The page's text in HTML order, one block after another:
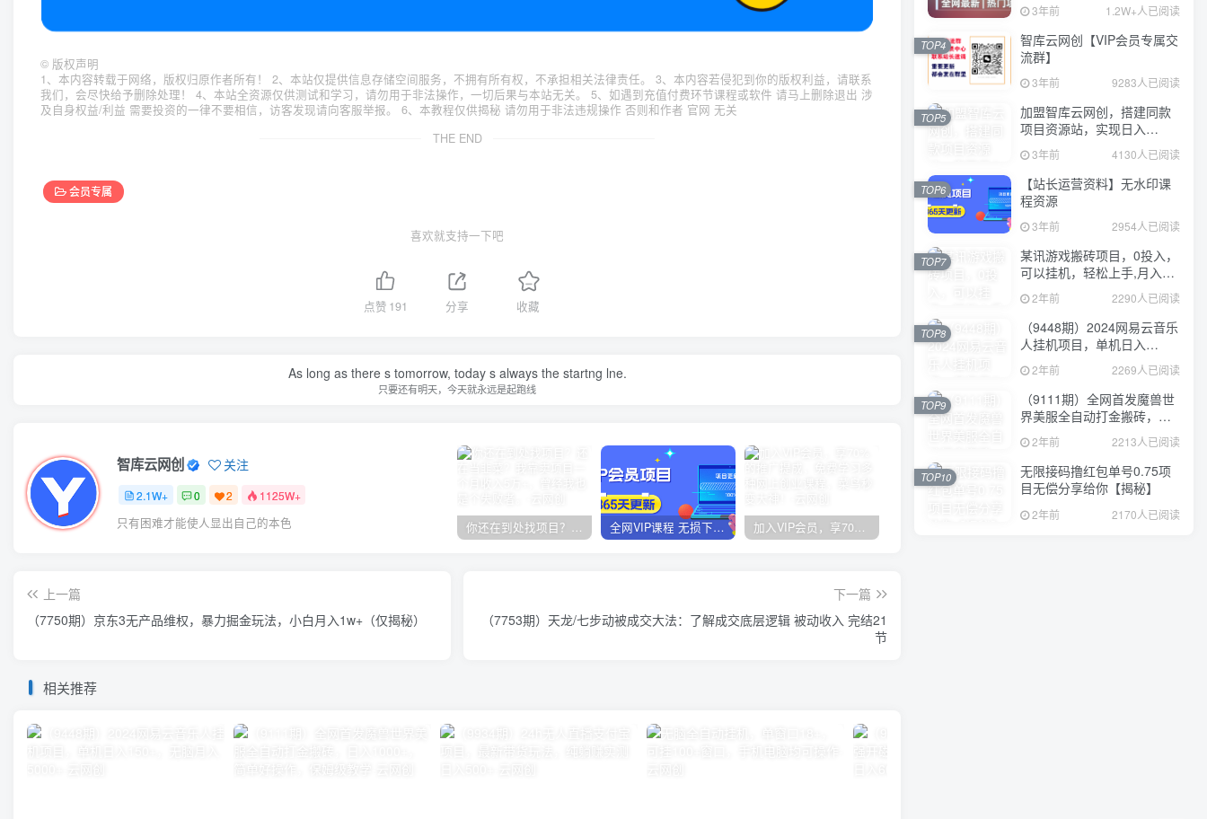
© 版权声明
1、本内容转载于网络，版权归原作者所有！ 2、本站仅提供信息存储空间服务，不拥有所有权，不承担相关法律责任。 3、本内容若侵犯到你的版权利益，请联系
我们，会尽快给予删除处理！ 4、本站全资源仅供测试和学习，请勿用于非法操作，一切后果与本站无关。 5、如遇到充值付费环节课程或软件 请马上删除退出 涉
及自身权益/利益 需要投资的一律不要相信，访客发现请向客服举报。 6、本教程仅供揭秘 请勿用于非法违规操作 否则和作者 官网 无关
THE END
会员专属
喜欢就支持一下吧
点赞 191 分享 收藏
As long as there s tomorrow, today s always the startng lne.
只要还有明天，今天就永远是起跑线
智库云网创 关注
2.1W+ 0 2 1125W+
只有困难才能使人显出自己的本色 你还在到处找项目？还在当韭菜？我靠卖项目一个月收入5万+，曾经我也是个失败者。 全网VIP课程 无损下载~ 加入VIP会员，享70%的推广提成，免费学习多种网上创业课程，菜鸟秒变大神！
上一篇
（7750期）京东3无产品维权，暴力掘金玩法，小白月入1w+（仅揭秘）
下一篇
（7753期）天龙/七步动被成交大法：了解成交底层逻辑 被动收入 完结21
节
相关推荐
3年前 1.2W+人已阅读
智库云网创【VIP会员专属交
流群】
3年前 9283人已阅读
TOP4
加盟智库云网创，搭建同款
项目资源站，实现日入
2000+
3年前 4130人已阅读
TOP5
【站长运营资料】无水印课
程资源
3年前 2954人已阅读
TOP6
某讯游戏搬砖项目，0投入，
可以挂机，轻松上手,月入
3000+上不封顶
2年前 2290人已阅读
TOP7
（9448期）2024网易云音乐
人挂机项目，单机日入
150+，无脑月入5000+
2年前 2269人已阅读
TOP8
（9111期）全网首发魔兽世
界美服全自动打金搬砖，日
入1000+，简单好操作，保
姆级教学
2年前 2213人已阅读
TOP9
无限接码撸红包单号0.75项
目无偿分享给你【揭秘】
2年前 2170人已阅读
TOP10